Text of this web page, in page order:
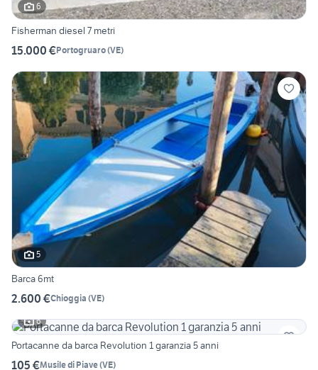
6
Fisherman diesel 7 metri
15.000 €Portogruaro(VE)
5
Barca 6mt
2.600 €Chioggia (VE)
6
Portacanne da barca Revolution 1 garanzia 5 anni
105 €Musile di Piave(VE)